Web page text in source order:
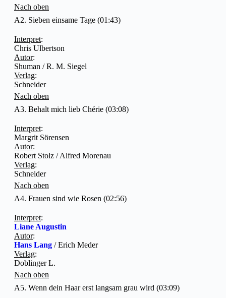
Nach oben
A2. Sieben einsame Tage (01:43)
Interpret:
Chris Ulbertson
Autor:
Shuman / R. M. Siegel
Verlag:
Schneider
Nach oben
A3. Behalt mich lieb Chérie (03:08)
Interpret:
Margrit Sörensen
Autor:
Robert Stolz / Alfred Morenau
Verlag:
Schneider
Nach oben
A4. Frauen sind wie Rosen (02:56)
Interpret:
Liane Augustin
Autor:
Hans Lang / Erich Meder
Verlag:
Doblinger L.
Nach oben
A5. Wenn dein Haar erst langsam grau wird (03:09)